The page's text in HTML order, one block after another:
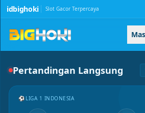
idbighoki Slot Gacor Terpercaya
Pertandingan Langsung
⚽ LIGA 1 INDONESIA